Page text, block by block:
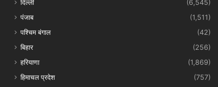
दिल्ली
(6,545)
पंजाब
(1,511)
पश्चिम बंगाल
(42)
बिहार
(256)
हरियाणा
(1,869)
हिमाचल प्रदेश
(757)